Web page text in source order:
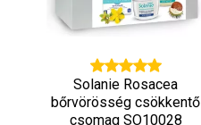
Solanie Rosacea
bőrvörösség csökkentő
csomag SO10028